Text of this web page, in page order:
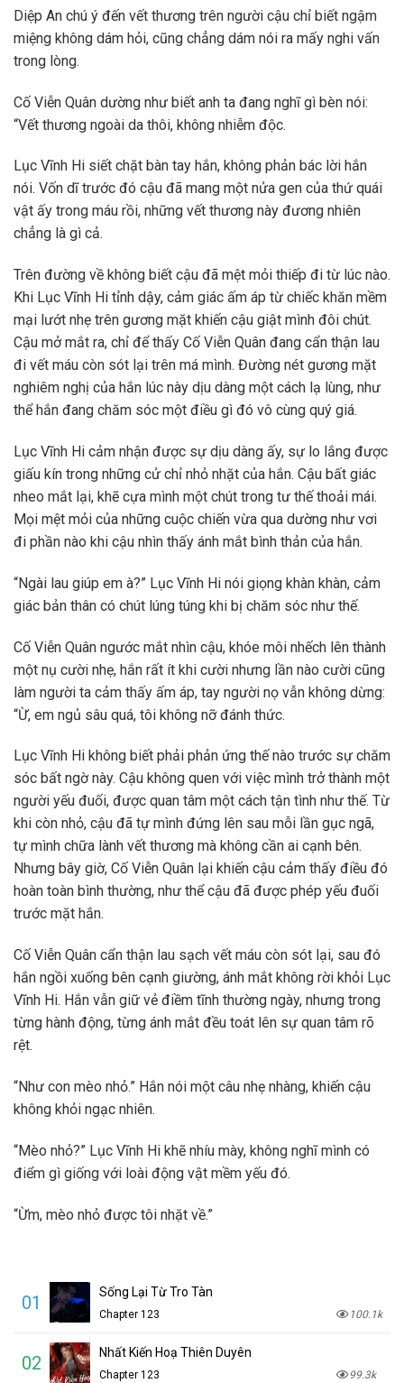
Diệp An chú ý đến vết thương trên người cậu chỉ biết ngậm
miệng không dám hỏi, cũng chẳng dám nói ra mấy nghi vấn
trong lòng.
Cố Viễn Quân dường như biết anh ta đang nghĩ gì bèn nói:
“Vết thương ngoài da thôi, không nhiễm độc.
Lục Vĩnh Hi siết chặt bàn tay hắn, không phản bác lời hắn
nói. Vốn dĩ trước đó cậu đã mang một nửa gen của thứ quái
vật ấy trong máu rồi, những vết thương này đương nhiên
chẳng là gì cả.
Trên đường về không biết cậu đã mệt mỏi thiếp đi từ lúc nào.
Khi Lục Vĩnh Hi tỉnh dậy, cảm giác ấm áp từ chiếc khăn mềm
mại lướt nhẹ trên gương mặt khiến cậu giật mình đôi chút.
Cậu mở mắt ra, chỉ để thấy Cố Viễn Quân đang cẩn thận lau
đi vết máu còn sót lại trên má mình. Đường nét gương mặt
nghiêm nghị của hắn lúc này dịu dàng một cách lạ lùng, như
thể hắn đang chăm sóc một điều gì đó vô cùng quý giá.
Lục Vĩnh Hi cảm nhận được sự dịu dàng ấy, sự lo lắng được
giấu kín trong những cử chỉ nhỏ nhặt của hắn. Cậu bất giác
nheo mắt lại, khẽ cựa mình một chút trong tư thế thoải mái.
Mọi mệt mỏi của những cuộc chiến vừa qua dường như vơi
đi phần nào khi cậu nhìn thấy ánh mắt bình thản của hắn.
“Ngài lau giúp em à?” Lục Vĩnh Hi nói giọng khàn khàn, cảm
giác bản thân có chút lúng túng khi bị chăm sóc như thế.
Cố Viễn Quân ngước mắt nhìn cậu, khóe môi nhếch lên thành
một nụ cười nhẹ, hắn rất ít khi cười nhưng lần nào cười cũng
làm người ta cảm thấy ấm áp, tay người nọ vẫn không dừng:
“Ừ, em ngủ sâu quá, tôi không nỡ đánh thức.
Lục Vĩnh Hi không biết phải phản ứng thế nào trước sự chăm
sóc bất ngờ này. Cậu không quen với việc mình trở thành một
người yếu đuối, được quan tâm một cách tận tình như thế. Từ
khi còn nhỏ, cậu đã tự mình đứng lên sau mỗi lần gục ngã,
tự mình chữa lành vết thương mà không cần ai cạnh bên.
Nhưng bây giờ, Cố Viễn Quân lại khiến cậu cảm thấy điều đó
hoàn toàn bình thường, như thể cậu đã được phép yếu đuối
trước mặt hắn.
Cố Viễn Quân cẩn thận lau sạch vết máu còn sót lại, sau đó
hắn ngồi xuống bên cạnh giường, ánh mắt không rời khỏi Lục
Vĩnh Hi. Hắn vẫn giữ vẻ điềm tĩnh thường ngày, nhưng trong
từng hành động, từng ánh mắt đều toát lên sự quan tâm rõ
rệt.
“Như con mèo nhỏ.” Hắn nói một câu nhẹ nhàng, khiến cậu
không khỏi ngạc nhiên.
“Mèo nhỏ?” Lục Vĩnh Hi khẽ nhíu mày, không nghĩ mình có
điểm gì giống với loài động vật mềm yếu đó.
“Ừm, mèo nhỏ được tôi nhặt về.”
01 Sống Lại Từ Tro Tàn
Chapter 123 100.1k
02 Nhất Kiến Hoạ Thiên Duyên
Chapter 123 99.3k